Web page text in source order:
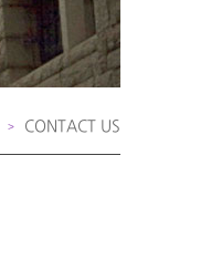
CONTACT US